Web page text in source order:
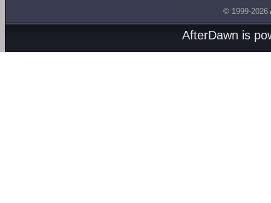
© 1999-2026
AfterDawn is